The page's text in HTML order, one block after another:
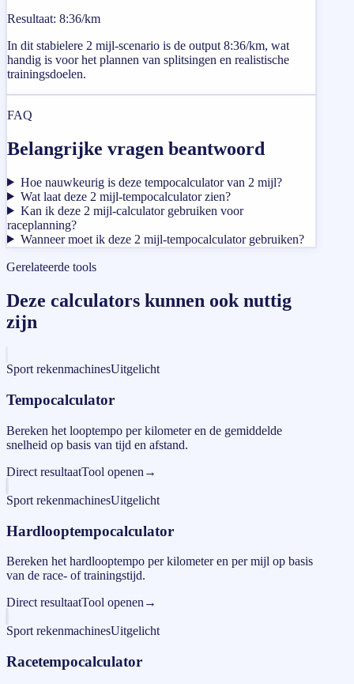
Resultaat: 8:36/km
In dit stabielere 2 mijl-scenario is de output 8:36/km, wat
handig is voor het plannen van splitsingen en realistische
trainingsdoelen.
FAQ
Belangrijke vragen beantwoord
Hoe nauwkeurig is deze tempocalculator van 2 mijl?
Wat laat deze 2 mijl-tempocalculator zien?
Kan ik deze 2 mijl-calculator gebruiken voor
raceplanning?
Wanneer moet ik deze 2 mijl-tempocalculator gebruiken?
Gerelateerde tools
Deze calculators kunnen ook nuttig
zijn
Sport rekenmachinesUitgelicht
Tempocalculator
Bereken het looptempo per kilometer en de gemiddelde
snelheid op basis van tijd en afstand.
Direct resultaatTool openen →
Sport rekenmachinesUitgelicht
Hardlooptempocalculator
Bereken het hardlooptempo per kilometer en per mijl op basis
van de race- of trainingstijd.
Direct resultaatTool openen →
Sport rekenmachinesUitgelicht
Racetempocalculator